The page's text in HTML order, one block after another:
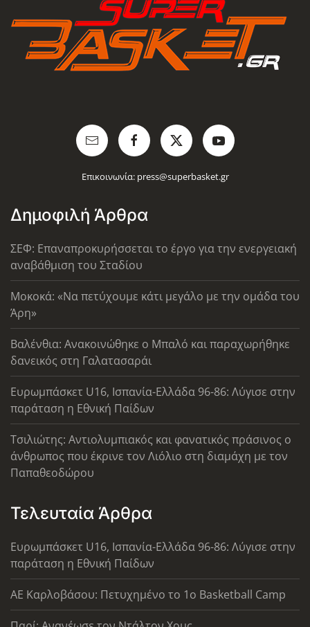
Επικοινωνία: press@superbasket.gr
Δημοφιλή Άρθρα
ΣΕΦ: Επαναπροκυρήσσεται το έργο για την ενεργειακή
αναβάθμιση του Σταδίου
Μοκοκά: «Να πετύχουμε κάτι μεγάλο με την ομάδα του
Άρη»
Βαλένθια: Ανακοινώθηκε ο Μπαλό και παραχωρήθηκε
δανεικός στη Γαλατασαράι
Ευρωμπάσκετ U16, Ισπανία-Ελλάδα 96-86: Λύγισε στην
παράταση η Εθνική Παίδων
Τσιλιώτης: Αντιολυμπιακός και φανατικός πράσινος ο
άνθρωπος που έκρινε τον Λιόλιο στη διαμάχη με τον
Παπαθεοδώρου
Τελευταία Άρθρα
Ευρωμπάσκετ U16, Ισπανία-Ελλάδα 96-86: Λύγισε στην
παράταση η Εθνική Παίδων
ΑΕ Καρλοβάσου: Πετυχημένο το 1ο Basketball Camp